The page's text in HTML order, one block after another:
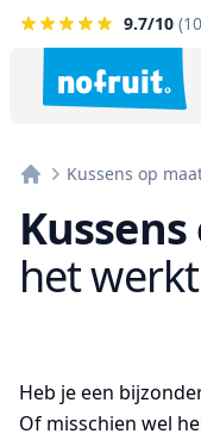
9.7/10 (
Kussens op
het werkt
Heb je een
Of misschien wel